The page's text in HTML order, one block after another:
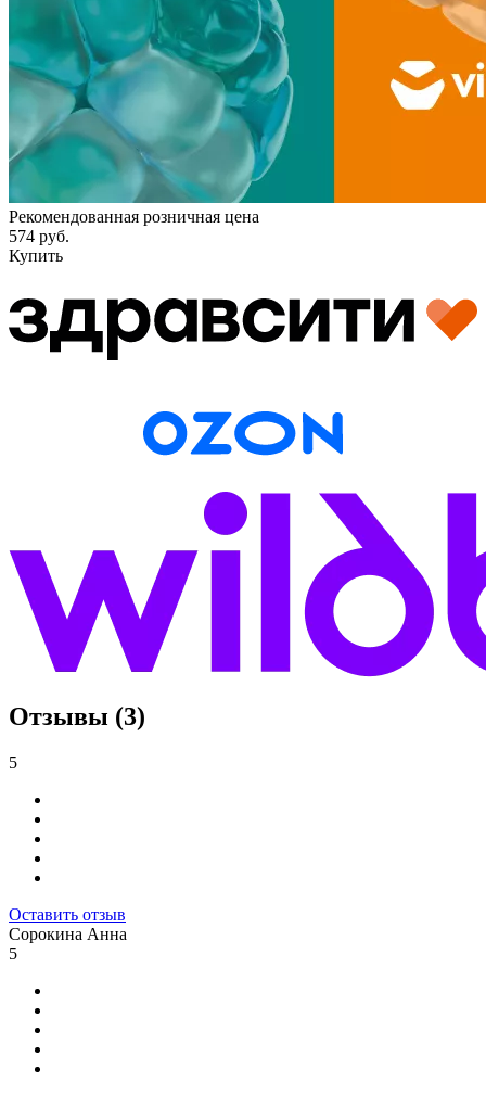
Рекомендованная розничная цена
574 руб.
Купить
Отзывы (3)
5
Оставить отзыв
Сорокина Анна
5